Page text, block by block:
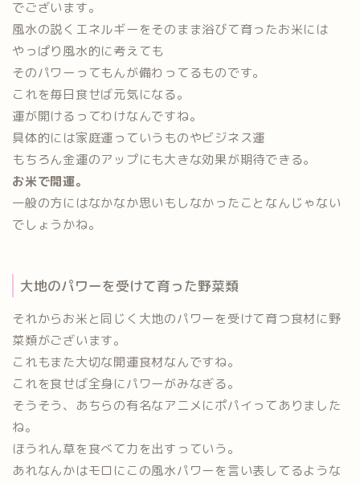
でございます。
風水の説くエネルギーをそのまま浴びて育ったお米には
やっぱり風水的に考えても
そのパワーってもんが備わってるものです。
これを毎日食せば元気になる。
運が開けるってわけなんですね。
具体的には家庭運っていうものやビジネス運
もちろん金運のアップにも大きな効果が期待できる。
お米で開運。
一般の方にはなかなか思いもしなかったことなんじゃない
でしょうかね。
大地のパワーを受けて育った野菜類
それからお米と同じく 大地のパワーを受けて育つ食材に野
菜類がございます。
これもまた大切な開運食材なんですね。
これを食せば全身にパワーがみなぎる。
そうそう、あちらの有名なアニメにポパイってありました
ね。
ほうれん草を食べて力を出すっていう。
あれなんかはモロにこの風水パワーを言い表してるような